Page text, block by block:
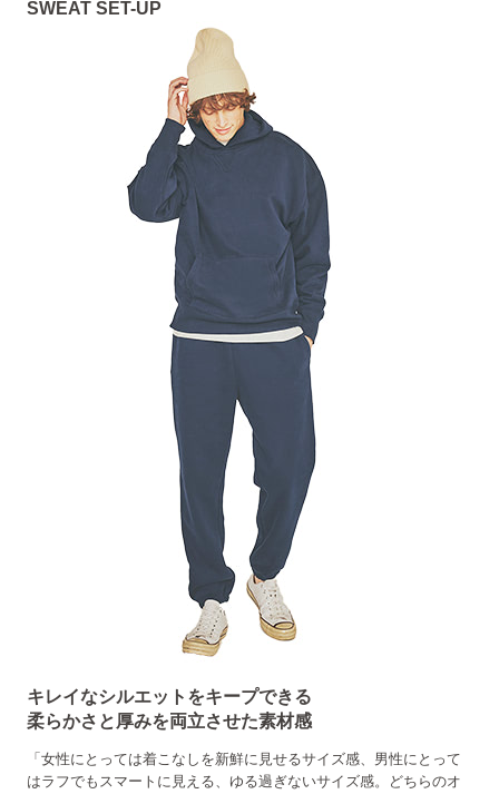
SWEAT SET-UP
キレイなシルエットをキープできる
柔らかさと厚みを両立させた素材感
「女性にとっては着こなしを新鮮に見せるサイズ感、男性にとって
はラフでもスマートに見える、ゆる過ぎないサイズ感。どちらのオ